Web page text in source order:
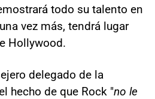
todo su talento en
vez más, tendrá lugar
Hollywood.
delegado de la
hecho de que Rock "no le